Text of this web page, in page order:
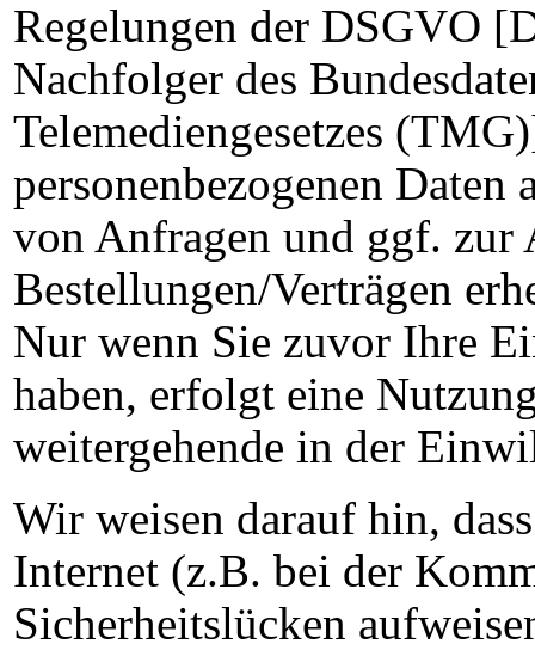
Regelungen der DSGVO
Nachfolger des
Telemediengesetzes
personenbezogenen
von Anfragen und ggf.
Bestellungen/Verträgen
Nur wenn Sie zuvor Ihre
haben, erfolgt eine
weitergehende in der
Wir weisen darauf hin,
Internet (z.B. bei der
Sicherheitslücken